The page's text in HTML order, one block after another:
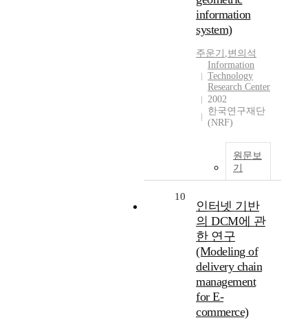
information
system)
주운기 ,변의석
Information
Technology
Research Center
2002
한국연구재단
(NRF)
원문보
기
10
인터넷 기반
의 DCM에 관
한 연구
(Modeling of
delivery chain
management
for E-
commerce)